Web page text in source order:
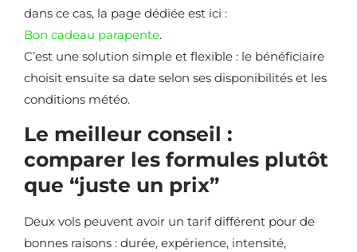
dans ce cas, la page dédiée est ici :
Bon cadeau parapente.
C’est une solution simple et flexible : le bénéficiaire
choisit ensuite sa date selon ses disponibilités et les
conditions météo.
Le meilleur conseil :
comparer les formules plutôt
que “juste un prix”
Deux vols peuvent avoir un tarif différent pour de
bonnes raisons : durée, expérience, intensité,